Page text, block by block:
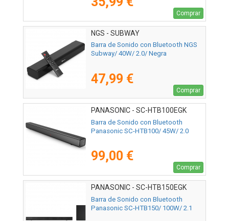
Comprar
NGS - SUBWAY
Barra de Sonido con Bluetooth NGS
Subway/ 40W/ 2.0/ Negra
47,99 €
Comprar
PANASONIC - SC-HTB100EGK
Barra de Sonido con Bluetooth
Panasonic SC-HTB100/ 45W/ 2.0
99,00 €
Comprar
PANASONIC - SC-HTB150EGK
Barra de Sonido con Bluetooth
Panasonic SC-HTB150/ 100W/ 2.1